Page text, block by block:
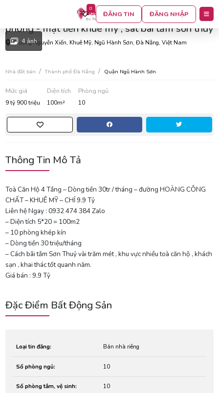
0
ĐĂNG TIN ĐĂNG NHẬP
Chỉ hơn 9 tỷ , sở hữu ngay toà căn hộ 4 tầng 10
phòng - mặt tiền khuê mỹ , sát bãi tắm sơn thuỷ
Đường Nguyễn Xiển, Khuê Mỹ, Ngũ Hành Sơn, Đà Nẵng, Việt Nam
4 ảnh
Nhà đất bán Thành phố Đà Nẵng Quận Ngũ Hành Sơn
Mức giá
9 tỷ 900 triệu
Diện tích
100m²
Phòng ngủ
10
Thông Tin Mô Tả
Toà Căn Hộ 4 Tầng – Dòng tiền 30tr / tháng – đường HOÀNG CÔNG
CHẤT – KHUÊ MỸ – CHỈ 9.9 Tỷ
Liên hệ Ngay : 0932 474 384 Zalo
– Diện tích 5*20 = 100m2
– 10 phòng khép kín
– Dòng tiền 30 triệu/tháng
– Cách bãi tắm Sơn Thuỷ vài trăm mét , khu vực nhiều toà căn hộ , khách
sạn , khai thác tốt quanh năm.
Giá bán : 9.9 Tỷ
Đặc Điểm Bất Động Sản
Loại tin đăng: Bán nhà riêng
Số phòng ngủ: 10
Số phòng tắm, vệ sinh: 10